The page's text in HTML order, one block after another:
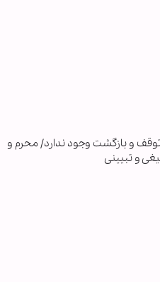
توقف و بازگشت وجود ندارد/ محرم و
و تبیینی